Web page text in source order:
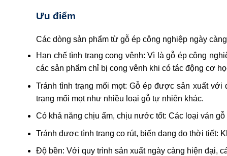
Ưu điểm
Các dòng sản phẩm từ gỗ ép công nghiệp ngày
Hạn chế tình trang cong vênh: Vì là gỗ ép công
các sản phẩm chỉ bị cong vênh khi có tác động cơ
Tránh tình trạng mối mọt: Gỗ ép được sản xuất
trạng mối mọt như nhiều loại gỗ tự nhiên khác.
Có khả năng chịu ẩm, chịu nước tốt: Các loại ván
Tránh được tình trạng co rút, biến dạng do thời tiết:
Độ bền: Với quy trình sản xuất ngày càng hiện đại,